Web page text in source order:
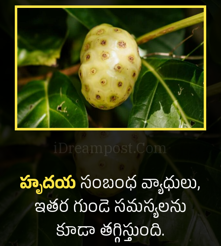
హృదయ సంబంధ వ్యాధులు,
ఇతర గుండె సమస్యలను
కూడా తగ్గిస్తుంది.
iDreampost.Com